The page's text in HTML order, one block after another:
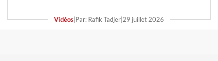
Vidéos Par: Rafik Tadjer 29 juillet 2026